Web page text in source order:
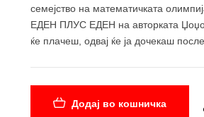
семејство на математичката
ЕДЕН ПЛУС ЕДЕН на авторката Џоџо
ќе плачеш, одвај ќе ја дочекаш
Додај во кошничка